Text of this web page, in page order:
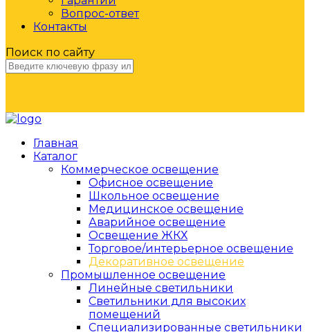
Вопрос-ответ
Контакты
Поиск по сайту
Главная
Каталог
Коммерческое освещение
Офисное освещение
Школьное освещение
Медицинское освещение
Аварийное освещение
Освещение ЖКХ
Торговое/интерьерное освещение
Декоративное освещение
Промышленное освещение
Линейные светильники
Светильники для высоких
помещений
Специализированные светильники